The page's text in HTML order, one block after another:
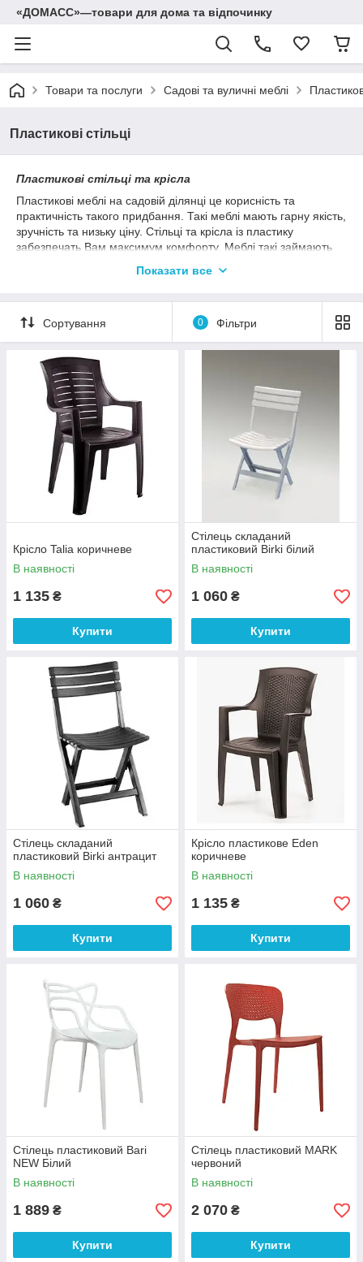
«ДОМАСС»—товари для дома та відпочинку
Товари та послуги Садові та вуличні меблі
Пластикові стільці
Пластикові стільці та крісла
Пластикові меблі на садовій ділянці це корисність та
практичність такого придбання. Такі меблі мають гарну якість,
зручність та низьку ціну. Стільці та крісла із пластику
забезпечать Вам максимум комфорту. Меблі такі займають
меблів у простоті догляду. Складні стільці для дітей та
властивостей і функцій, завдяки яким зможе виручити Вас у
різних ситуаціях або задовольнити в повсякденному побуті.
Показати все
Сортування 0 Фільтри
Крісло Talia коричневе
В наявності
1 135 ₴
Купити
Стілець складаний
пластиковий Birki білий
В наявності
1 060 ₴
Купити
Стілець складаний
пластиковий Birki антрацит
В наявності
1 060 ₴
Купити
Крісло пластикове Eden
коричневе
В наявності
1 135 ₴
Купити
Стілець пластиковий Bari
NEW Білий
В наявності
1 889 ₴
Купити
Стілець пластиковий MARK
червоний
В наявності
2 070 ₴
Купити